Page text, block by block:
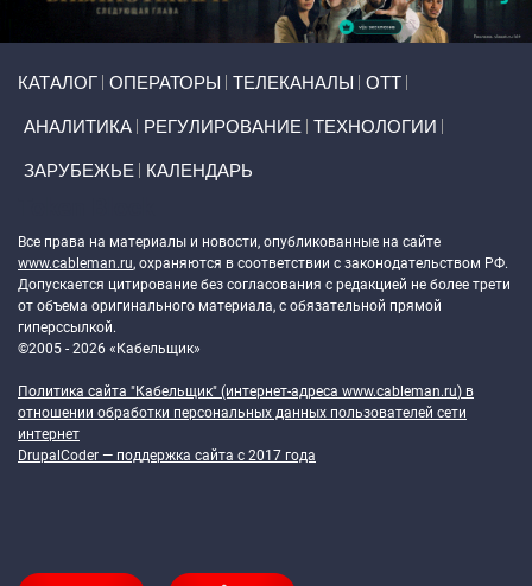
КАТАЛОГ ОПЕРАТОРЫ ТЕЛЕКАНАЛЫ ОТТ
АНАЛИТИКА РЕГУЛИРОВАНИЕ ТЕХНОЛОГИИ
ЗАРУБЕЖЬЕ КАЛЕНДАРЬ
Все права на материалы и новости, опубликованные на сайте
www.cableman.ru, охраняются в соответствии с законодательством РФ.
Допускается цитирование без согласования с редакцией не более трети
от объема оригинального материала, с обязательной прямой
гиперссылкой.
©2005 - 2026 «Кабельщик»
Политика сайта "Кабельщик" (интернет-адреса www.cableman.ru) в
отношении обработки персональных данных пользователей сети
интернет
DrupalCoder — поддержка сайта c 2017 года